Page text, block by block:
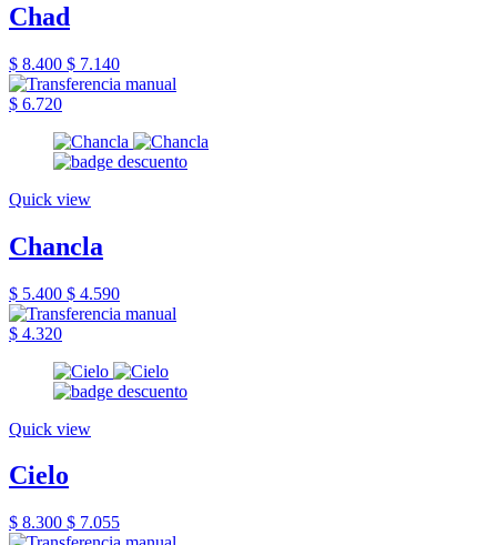
Chad
$ 8.400 $ 7.140
$ 6.720
Quick view
Chancla
$ 5.400 $ 4.590
$ 4.320
Quick view
Cielo
$ 8.300 $ 7.055